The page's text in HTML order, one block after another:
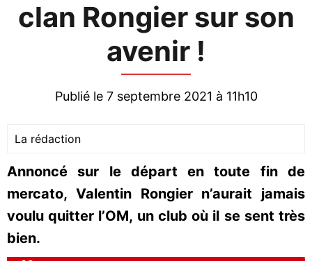
clan Rongier sur son
avenir !
Publié le 7 septembre 2021 à 11h10
La rédaction
Annoncé sur le départ en toute fin de
mercato, Valentin Rongier n’aurait jamais
voulu quitter l’OM, un club où il se sent très
bien.